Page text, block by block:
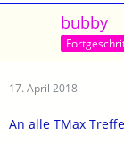
bubby
17. April 2018
An alle TMax